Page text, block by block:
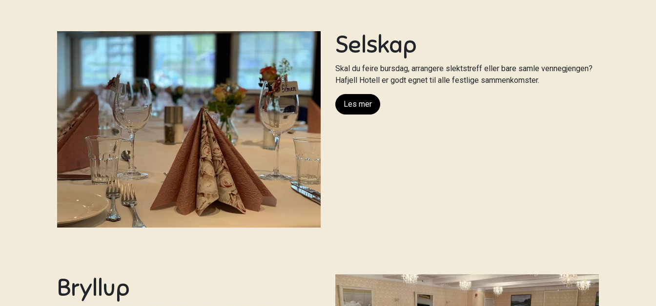
Selskap
Skal du feire bursdag, arrangere slektstreff eller bare samle vennegjengen?
Hafjell Hotell er godt egnet til alle festlige sammenkomster.
Les mer
Bryllup